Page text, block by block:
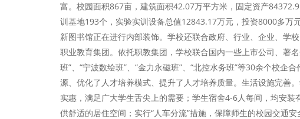
富。校园面积867亩，建筑面积42.07万平方米，固定资产
训基地193个，实验实训设备总值12843.17万元，投资8000多万
新图书馆正在进行内部装饰。学校还联合政府、行业、企业、学
职业教育集团。依托职教集团，学校联合国内一些上市公司、著
班”、“宁波数绘班”、“金力永磁班”、“北控水务班”等30余个校企
源、优化了人才培养模式、提升了人才培养质量。生活设施完善
实惠，满足广大学生舌尖上的需要；学生宿舍4-6人每间，均安
供舒适的居住空间；实行“人车分流”措施，保障师生的校园交通